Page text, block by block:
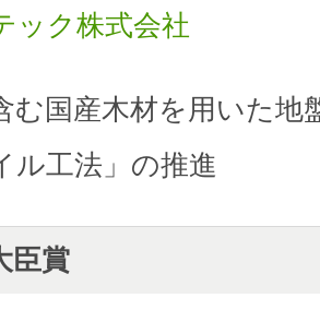
ック株式会社
む国産木材を用いた地
ル工法」の推進
臣賞